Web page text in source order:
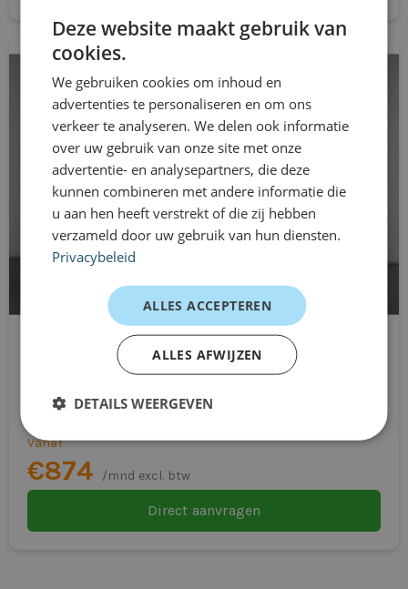
Opel Vivaro-e
Automaat
Vanaf
€874 /mnd excl. btw
Direct aanvragen
Deze website maakt gebruik van
cookies.
We gebruiken cookies om inhoud en
advertenties te personaliseren en om ons
verkeer te analyseren. We delen ook informatie
over uw gebruik van onze site met onze
advertentie- en analysepartners, die deze
kunnen combineren met andere informatie die
u aan hen heeft verstrekt of die zij hebben
verzameld door uw gebruik van hun diensten.
Privacybeleid
ALLES ACCEPTEREN
ALLES AFWIJZEN
DETAILS WEERGEVEN